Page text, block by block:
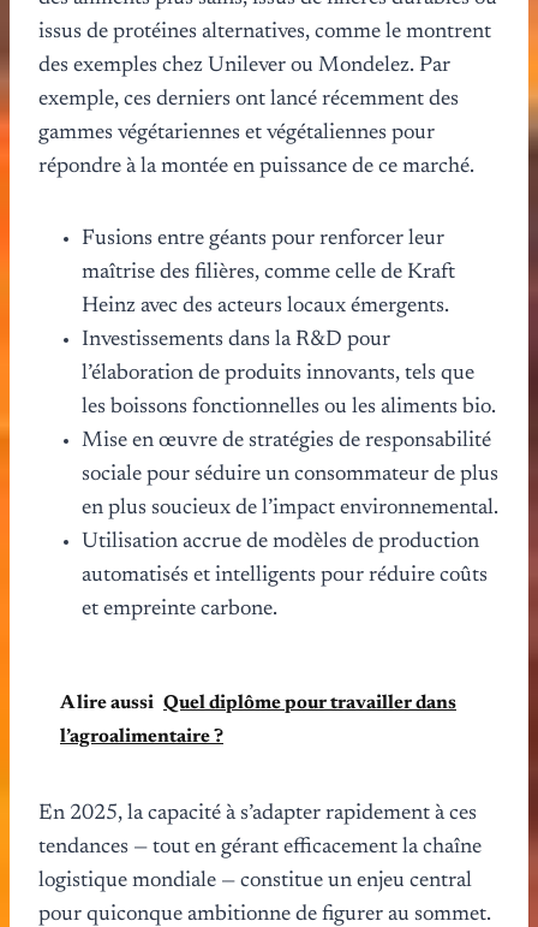
issus de protéines alternatives, comme le montrent
des exemples chez Unilever ou Mondelez. Par
exemple, ces derniers ont lancé récemment des
gammes végétariennes et végétaliennes pour
répondre à la montée en puissance de ce marché.
Fusions entre géants pour renforcer leur
maîtrise des filières, comme celle de Kraft
Heinz avec des acteurs locaux émergents.
Investissements dans la R&D pour
l’élaboration de produits innovants, tels que
les boissons fonctionnelles ou les aliments bio.
Mise en œuvre de stratégies de responsabilité
sociale pour séduire un consommateur de plus
en plus soucieux de l’impact environnemental.
Utilisation accrue de modèles de production
automatisés et intelligents pour réduire coûts
et empreinte carbone.
A lire aussi Quel diplôme pour travailler dans
l’agroalimentaire ?
En 2025, la capacité à s’adapter rapidement à ces
tendances — tout en gérant efficacement la chaîne
logistique mondiale — constitue un enjeu central
pour quiconque ambitionne de figurer au sommet.